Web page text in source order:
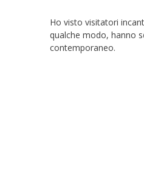
Ho visto visitatori
qualche modo, hanno
contemporaneo.